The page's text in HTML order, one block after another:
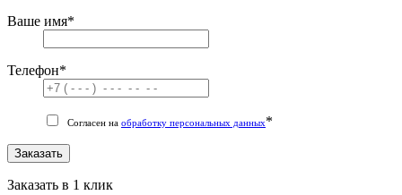
Ваше имя*
Телефон*
Согласен на обработку персональных данных*
Заказать
Заказать в 1 клик